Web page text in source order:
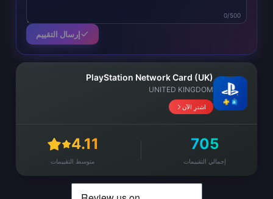
0/500
إرسال التقييم
PlayStation Network Card (UK)
UNITED KINGDOM
اشترِ الآن
705
إجمالي التقييمات
4.11
متوسط التقييمات